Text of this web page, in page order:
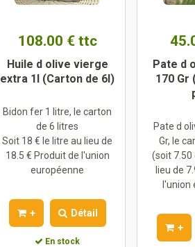
108.00 € ttc
Huile d olive vierge
extra 1l (Carton de 6l)
Bidon fer 1 litre, le carton
de 6 litres
Soit 18 € le litre au lieu de
18.5 € Produit de l'union
européenne
+ Détail
En stock
Pate d
170 Gr
Pate d
Gr, le
(soit 7.50
lieu de
l'union
+